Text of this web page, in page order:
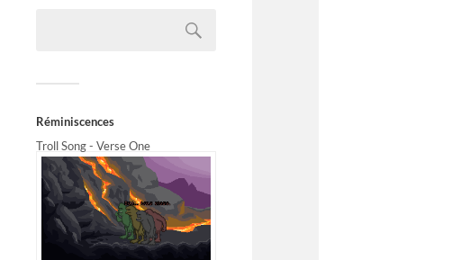
Réminiscences
Troll Song - Verse One